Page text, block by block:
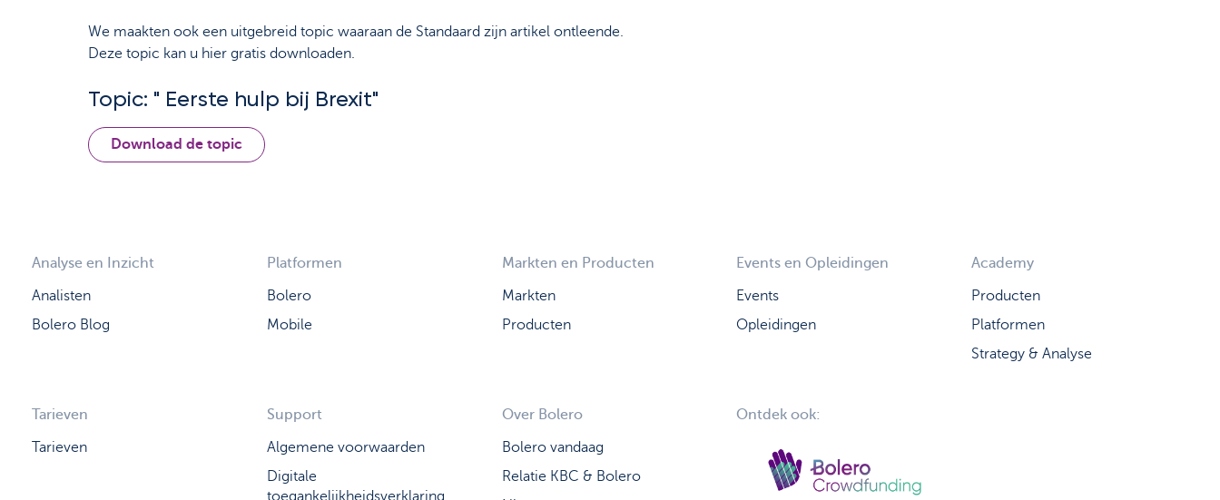
We maakten ook een uitgebreid topic waaraan de Standaard zijn artikel ontleende.
Deze topic kan u hier gratis downloaden.
Topic: " Eerste hulp bij Brexit"
Download de topic
Analyse en Inzicht
Analisten
Bolero Blog
Platformen
Bolero
Mobile
Markten en Producten
Markten
Producten
Events en Opleidingen
Events
Opleidingen
Academy
Producten
Platformen
Strategy & Analyse
Tarieven
Tarieven
Support
Algemene voorwaarden
Digitale
toegankelijkheidsverklaring
Over Bolero
Bolero vandaag
Relatie KBC & Bolero
Ontdek ook: